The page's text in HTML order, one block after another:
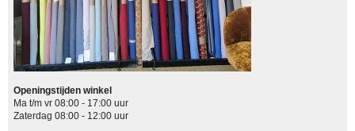
Openingstijden winkel
Ma t/m vr 08:00 - 17:00 uur
Zaterdag 08:00 - 12:00 uur